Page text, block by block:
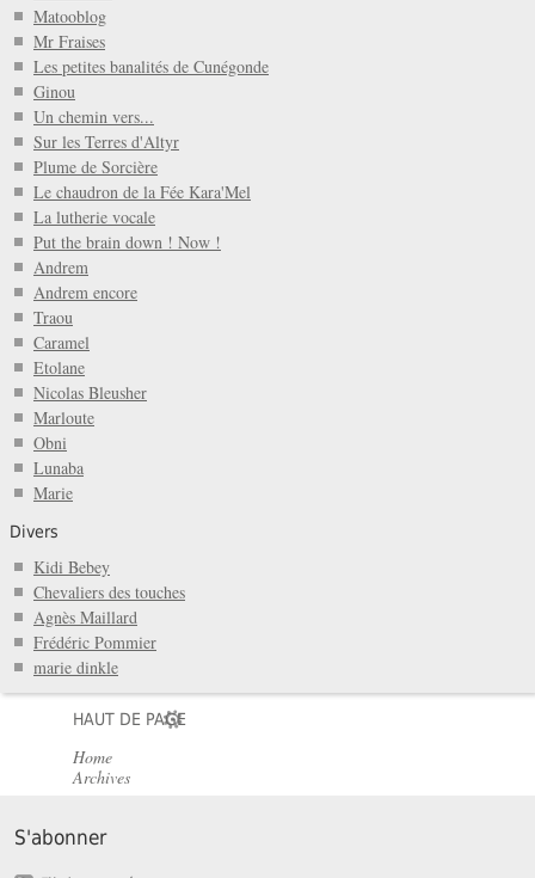
Matooblog
Mr Fraises
Les petites banalités de Cunégonde
Ginou
Un chemin vers...
Sur les Terres d'Altyr
Plume de Sorcière
Le chaudron de la Fée Kara'Mel
La lutherie vocale
Put the brain down ! Now !
Andrem
Andrem encore
Traou
Caramel
Etolane
Nicolas Bleusher
Marloute
Obni
Lunaba
Marie
Divers
Kidi Bebey
Chevaliers des touches
Agnès Maillard
Frédéric Pommier
marie dinkle
HAUT DE PAGE
Home
Archives
S'abonner